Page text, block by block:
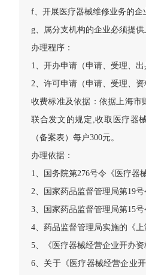
f、开展医疗器械维修业务的企
g、属分支机构的企业必须提
办理程序：
1、开办申请（申请、受理、出
2、许可申请（申请、受理、
收费标准及依据：依据上海市
联合发文的规定,收取医疗器
（备案表）每户300元。
办理依据：
1、国务院第276号令《医疗器
2、国家药品监督管理局第19
3、国家药品监督管理局第15
4、药品监督管理局实施的《
5、《医疗器械经营企业开办
6、关于《医疗器械经营企业